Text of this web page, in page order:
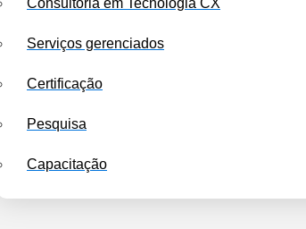
Consultoria em Tecnologia CX
Serviços gerenciados
Certificação
Pesquisa
Capacitação